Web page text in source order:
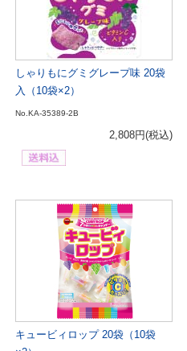
しゃりもにグミグレープ味 20袋
入（10袋×2）
No.KA-35389-2B
2,808円(税込)
キュービィロップ 20袋（10袋